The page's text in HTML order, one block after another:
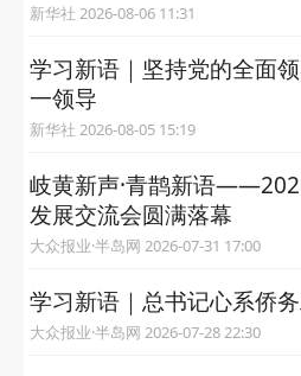
新华社 2026-08-06 11:31
学习新语｜坚持党的全面
一领导
新华社 2026-08-05 15:19
岐黄新声·青鹊新语
发展交流会圆满落幕
大众报业·半岛网 2026-07-31 17:00
学习新语｜总书记心系侨
大众报业·半岛网 2026-07-28 22:30